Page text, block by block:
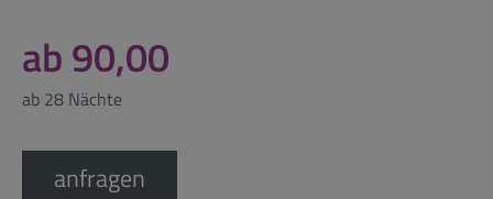
ab 90,00
ab 28 Nächte
anfragen